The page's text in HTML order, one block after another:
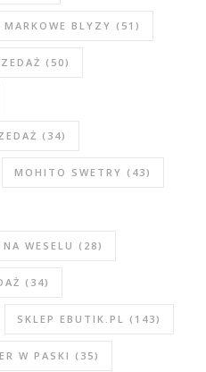
MARKOWE BLYZY (51)
(50)
(34)
MOHITO SWETRY (43)
WESELU (28)
(34)
SKLEP EBUTIK.PL (143)
W PASKI (35)